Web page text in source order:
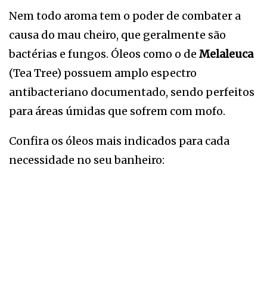
Nem todo aroma tem o poder de combater a
causa do mau cheiro, que geralmente são
bactérias e fungos. Óleos como o de Melaleuca
(Tea Tree) possuem amplo espectro
antibacteriano documentado, sendo perfeitos
para áreas úmidas que sofrem com mofo.
Confira os óleos mais indicados para cada
necessidade no seu banheiro: